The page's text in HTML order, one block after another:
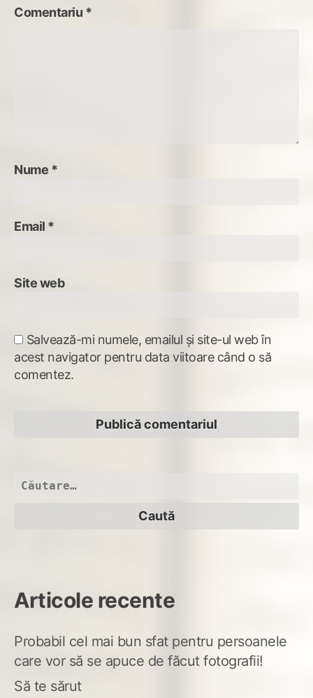
Comentariu *
Nume *
Email *
Site web
Salvează-mi numele, emailul și site-ul web în
acest navigator pentru data viitoare când o să
comentez.
Caută
Articole recente
Probabil cel mai bun sfat pentru persoanele
care vor să se apuce de făcut fotografii!
Să te sărut